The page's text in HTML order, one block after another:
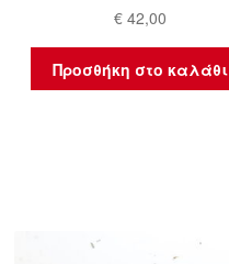
€ 42,00
Προσθήκη στο καλάθι